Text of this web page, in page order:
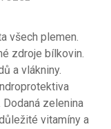
všech plemen.
zdroje bílkovin.
a vlákniny.
zelenina
vitamíny a